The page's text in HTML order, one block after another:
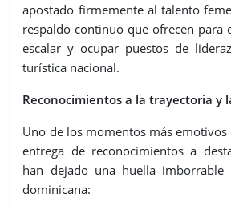
apostado firmemente al talento
respaldo continuo que ofrecen para
escalar y ocupar puestos de
turística nacional.
Reconocimientos a la trayectoria y
Uno de los momentos más
entrega de reconocimientos a
han dejado una huella imborrable
dominicana: